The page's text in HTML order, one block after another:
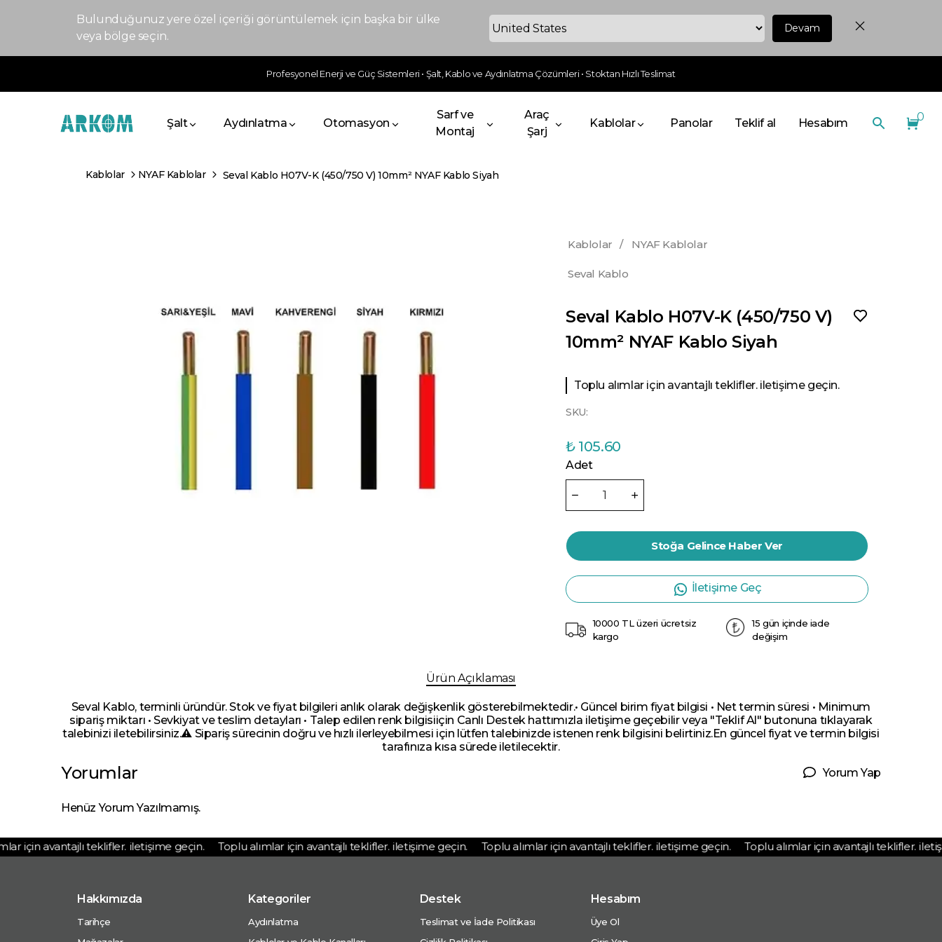
Bulunduğunuz yere özel içeriği görüntülemek için başka bir ülke
veya bölge seçin.
Devam
Profesyonel Enerji ve Güç Sistemleri • Şalt, Kablo ve Aydınlatma Çözümleri • Stoktan Hızlı Teslimat
Şalt Aydınlatma Otomasyon
Sarf ve
Montaj
Araç
Şarj
Kablolar Panolar Teklif al Hesabım 0
Kablolar NYAF Kablolar Seval Kablo H07V-K (450/750 V) 10mm² NYAF Kablo Siyah
Kablolar / NYAF Kablolar
Seval Kablo
Seval Kablo H07V-K (450/750 V)
10mm² NYAF Kablo Siyah
Toplu alımlar için avantajlı teklifler. iletişime geçin.
SKU:
₺ 105.60
Adet
Stoğa Gelince Haber Ver
İletişime Geç
10000 TL üzeri ücretsiz
kargo
15 gün içinde iade
değişim
Ürün Açıklaması
Seval Kablo, terminli üründür. Stok ve fiyat bilgileri anlık olarak değişkenlik gösterebilmektedir.• Güncel birim fiyat bilgisi • Net termin süresi • Minimum
sipariş miktarı • Sevkiyat ve teslim detayları • Talep edilen renk bilgisiiçin Canlı Destek hattımızla iletişime geçebilir veya "Teklif Al" butonuna tıklayarak
talebinizi iletebilirsiniz.⚠️ Sipariş sürecinin doğru ve hızlı ilerleyebilmesi için lütfen talebinizde istenen renk bilgisini belirtiniz.En güncel fiyat ve termin bilgisi
tarafınıza kısa sürede iletilecektir.
Yorumlar Yorum Yap
Henüz Yorum Yazılmamış.
için avantajlı teklifler. iletişime geçin. Toplu alımlar için avantajlı teklifler. iletişime geçin. Toplu alımlar için avantajlı teklifler. iletişime geçin. Toplu alımlar için avantajlı teklifler.
Hakkımızda
Tarihçe
Kategoriler
Aydınlatma
Destek
Teslimat ve İade Politikası
Hesabım
Üye Ol